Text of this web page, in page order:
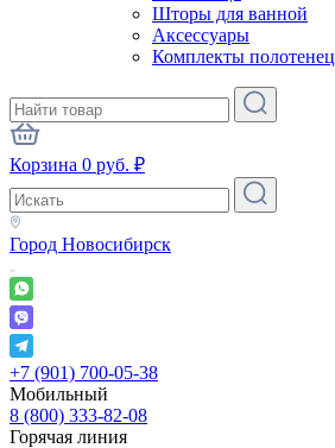
Шторы для ванной
Аксессуары
Комплекты полотенец
Корзина 0 руб. ₽
Город Новосибирск
+7 (901) 700-05-38
Мобильный
8 (800) 333-82-08
Горячая линия